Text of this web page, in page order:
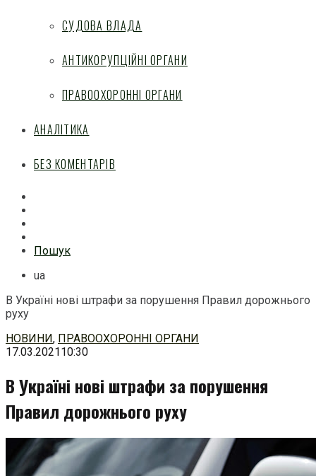
СУДОВА ВЛАДА
АНТИКОРУПЦІЙНІ ОРГАНИ
ПРАВООХОРОННІ ОРГАНИ
АНАЛІТИКА
БЕЗ КОМЕНТАРІВ
Пошук
ua
В Україні нові штрафи за порушення Правил дорожнього
руху
Перейти
до
НОВИНИ, ПРАВООХОРОННІ ОРГАНИ
17.03.202110:30
В Україні нові штрафи за порушення
Правил дорожнього руху